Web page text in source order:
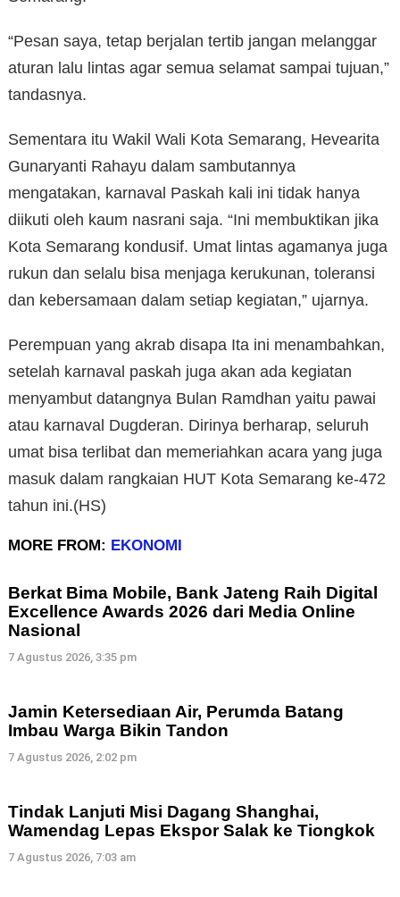
“Pesan saya, tetap berjalan tertib jangan melanggar
aturan lalu lintas agar semua selamat sampai tujuan,”
tandasnya.
Sementara itu Wakil Wali Kota Semarang, Hevearita
Gunaryanti Rahayu dalam sambutannya
mengatakan, karnaval Paskah kali ini tidak hanya
diikuti oleh kaum nasrani saja. “Ini membuktikan jika
Kota Semarang kondusif. Umat lintas agamanya juga
rukun dan selalu bisa menjaga kerukunan, toleransi
dan kebersamaan dalam setiap kegiatan,” ujarnya.
Perempuan yang akrab disapa Ita ini menambahkan,
setelah karnaval paskah juga akan ada kegiatan
menyambut datangnya Bulan Ramdhan yaitu pawai
atau karnaval Dugderan. Dirinya berharap, seluruh
umat bisa terlibat dan memeriahkan acara yang juga
masuk dalam rangkaian HUT Kota Semarang ke-472
tahun ini.(HS)
MORE FROM: EKONOMI
Berkat Bima Mobile, Bank Jateng Raih Digital
Excellence Awards 2026 dari Media Online
Nasional
7 Agustus 2026, 3:35 pm
Jamin Ketersediaan Air, Perumda Batang
Imbau Warga Bikin Tandon
7 Agustus 2026, 2:02 pm
Tindak Lanjuti Misi Dagang Shanghai,
Wamendag Lepas Ekspor Salak ke Tiongkok
7 Agustus 2026, 7:03 am